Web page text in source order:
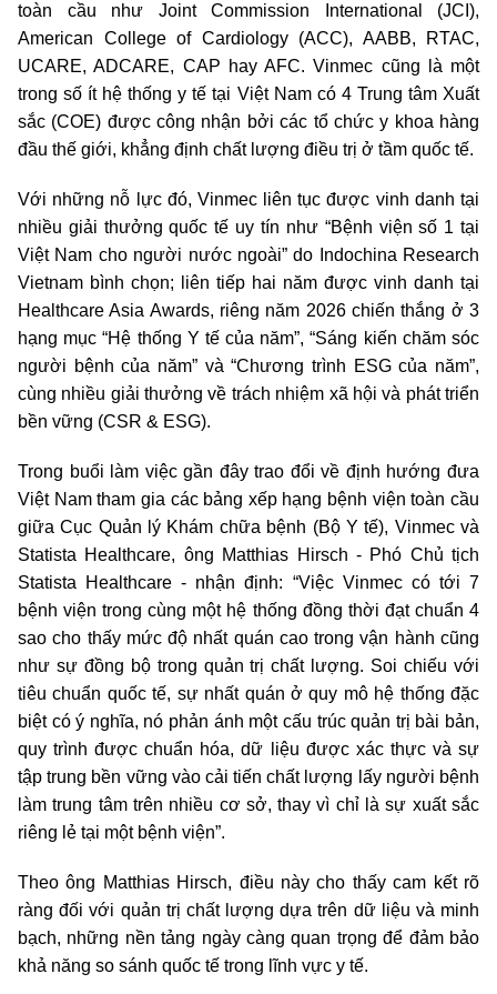
toàn cầu như Joint Commission International (JCI),
American College of Cardiology (ACC), AABB, RTAC,
UCARE, ADCARE, CAP hay AFC. Vinmec cũng là một
trong số ít hệ thống y tế tại Việt Nam có 4 Trung tâm Xuất
sắc (COE) được công nhận bởi các tổ chức y khoa hàng
đầu thế giới, khẳng định chất lượng điều trị ở tầm quốc tế.
Với những nỗ lực đó, Vinmec liên tục được vinh danh tại
nhiều giải thưởng quốc tế uy tín như “Bệnh viện số 1 tại
Việt Nam cho người nước ngoài” do Indochina Research
Vietnam bình chọn; liên tiếp hai năm được vinh danh tại
Healthcare Asia Awards, riêng năm 2026 chiến thắng ở 3
hạng mục “Hệ thống Y tế của năm”, “Sáng kiến chăm sóc
người bệnh của năm” và “Chương trình ESG của năm”,
cùng nhiều giải thưởng về trách nhiệm xã hội và phát triển
bền vững (CSR & ESG).
Trong buổi làm việc gần đây trao đổi về định hướng đưa
Việt Nam tham gia các bảng xếp hạng bệnh viện toàn cầu
giữa Cục Quản lý Khám chữa bệnh (Bộ Y tế), Vinmec và
Statista Healthcare, ông Matthias Hirsch - Phó Chủ tịch
Statista Healthcare - nhận định: “Việc Vinmec có tới 7
bệnh viện trong cùng một hệ thống đồng thời đạt chuẩn 4
sao cho thấy mức độ nhất quán cao trong vận hành cũng
như sự đồng bộ trong quản trị chất lượng. Soi chiếu với
tiêu chuẩn quốc tế, sự nhất quán ở quy mô hệ thống đặc
biệt có ý nghĩa, nó phản ánh một cấu trúc quản trị bài bản,
quy trình được chuẩn hóa, dữ liệu được xác thực và sự
tập trung bền vững vào cải tiến chất lượng lấy người bệnh
làm trung tâm trên nhiều cơ sở, thay vì chỉ là sự xuất sắc
riêng lẻ tại một bệnh viện”.
Theo ông Matthias Hirsch, điều này cho thấy cam kết rõ
ràng đối với quản trị chất lượng dựa trên dữ liệu và minh
bạch, những nền tảng ngày càng quan trọng để đảm bảo
khả năng so sánh quốc tế trong lĩnh vực y tế.